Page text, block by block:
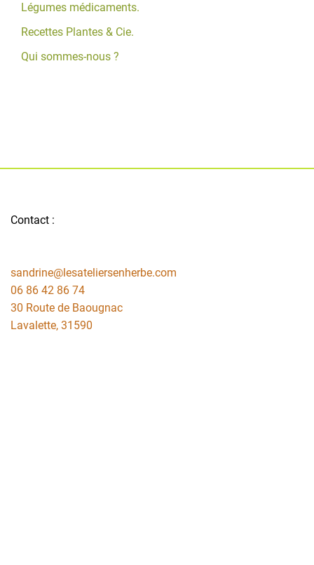
Légumes médicaments.
Recettes Plantes & Cie.
Qui sommes-nous ?
Contact :
sandrine@lesateliersenherbe.com
06 86 42 86 74
30 Route de Baougnac
Lavalette, 31590